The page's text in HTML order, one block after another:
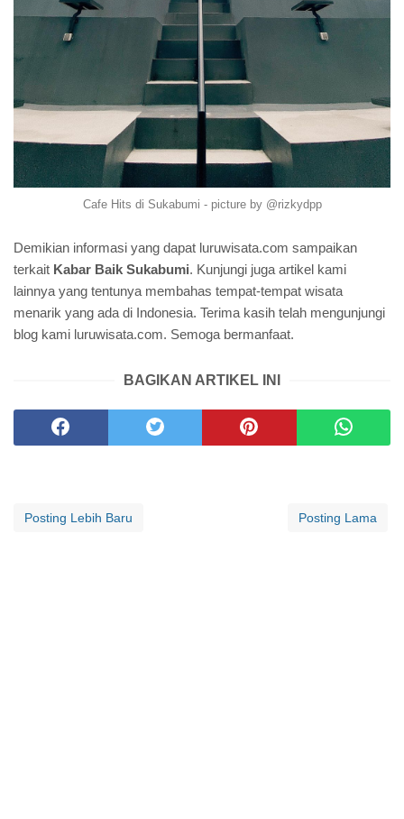
Cafe Hits di Sukabumi - picture by @rizkydpp
Demikian informasi yang dapat luruwisata.com sampaikan
terkait Kabar Baik Sukabumi. Kunjungi juga artikel kami
lainnya yang tentunya membahas tempat-tempat wisata
menarik yang ada di Indonesia. Terima kasih telah mengunjungi
blog kami luruwisata.com. Semoga bermanfaat.
BAGIKAN ARTIKEL INI
Posting Lebih Baru Posting Lama